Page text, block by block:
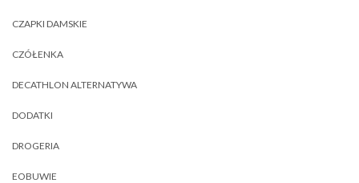
CZAPKI DAMSKIE
CZÓŁENKA
DECATHLON ALTERNATYWA
DODATKI
DROGERIA
EOBUWIE